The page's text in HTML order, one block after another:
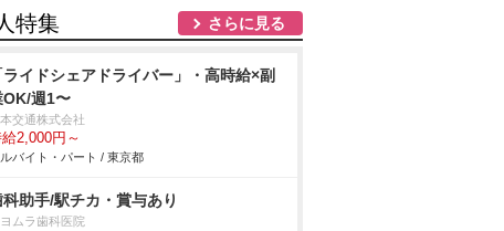
特集 さらに見る
ライドシェアドライバー」・高時給×副
OK/週1〜
交通株式会社
2,000円～
バイト・パート / 東京都
科助手/駅チカ・賞与あり
ヨムラ歯科医院